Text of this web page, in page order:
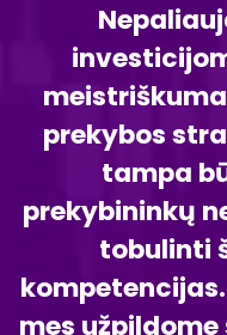
prekybos
tampa
prekybininkų
tobulinti
mes